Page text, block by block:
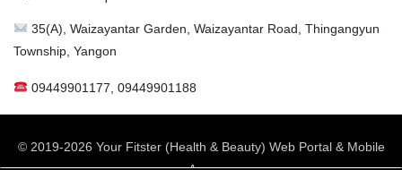
35(A), Waizayantar Garden, Waizayantar Road, Thingangyun
Township, Yangon
09449901177, 09449901188
© 2019-2026 Your Fitster (Health & Beauty) Web Portal & Mobile